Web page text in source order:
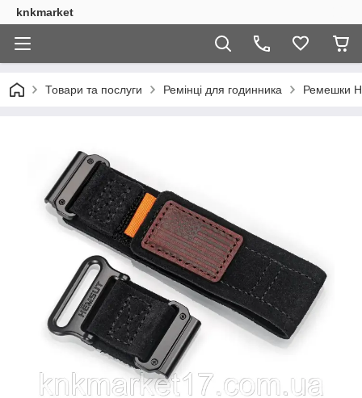
knkmarket
Товари та послуги Ремінці для годинника Ремешки